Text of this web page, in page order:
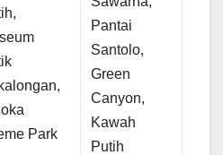
Park
Pantai
Santolo,
Green
Canyon,
Kawah
Putih